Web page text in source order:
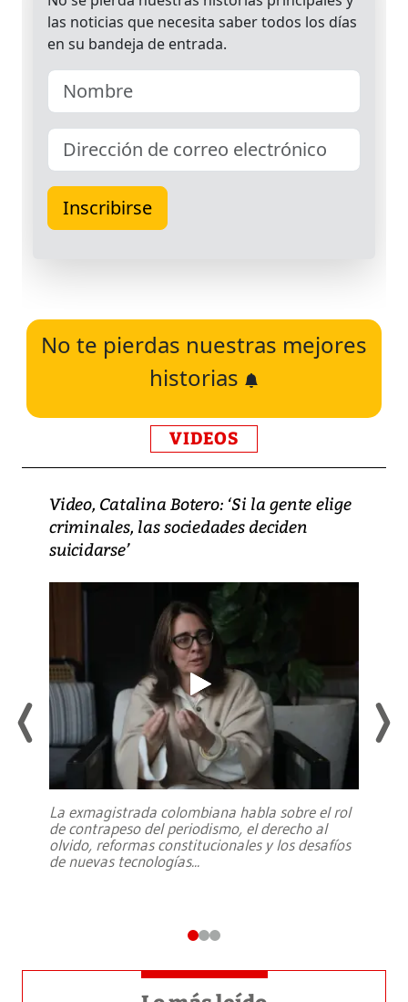
No te pierdas nuestras mejores
historias
VIDEOS
Video, Catalina Botero: ‘Si la gente elige
criminales, las sociedades deciden
suicidarse’
La exmagistrada colombiana habla sobre el rol
de contrapeso del periodismo, el derecho al
olvido, reformas constitucionales y los desafíos
de nuevas tecnologías...